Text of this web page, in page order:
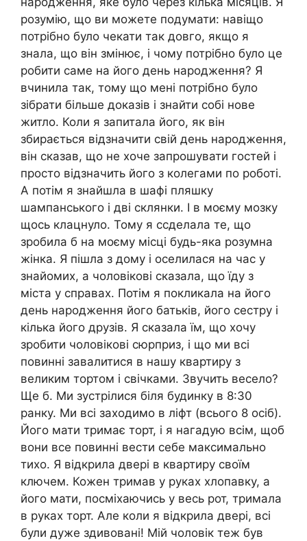
розумію, що ви можете подумати: навіщо
потрібно було чекати так довго, якщо я
знала, що він змінює, і чому потрібно було це
робити саме на його день народження? Я
вчинила так, тому що мені потрібно було
зібрати більше доказів і знайти собі нове
житло. Коли я запитала його, як він
збирається відзначити свій день народження,
він сказав, що не хоче запрошувати гостей і
просто відзначить його з колегами по роботі.
А потім я знайшла в шафі пляшку
шампанського і дві склянки. І в моєму мозку
щось клацнуло. Тому я ссделала те, що
зробила б на моєму місці будь-яка розумна
жінка. Я пішла з дому і оселилася на час у
знайомих, а чоловікові сказала, що їду з
міста у справах. Потім я покликала на його
день народження його батьків, його сестру і
кілька його друзів. Я сказала їм, що хочу
зробити чоловікові сюрприз, і що ми всі
повинні завалитися в нашу квартиру з
великим тортом і свічками. Звучить весело?
Ще б. Ми зустрілися біля будинку в 8:30
ранку. Ми всі заходимо в ліфт (всього 8 осіб).
Його мати тримає торт, і я нагадую всім, щоб
вони все повинні вести себе максимально
тихо. Я відкрила двері в квартиру своїм
ключем. Кожен тримав у руках хлопавку, а
його мати, посміхаючись у весь рот, тримала
в руках торт. Але коли я відкрила двері, всі
були дуже здивовані! Мій чоловік теж був